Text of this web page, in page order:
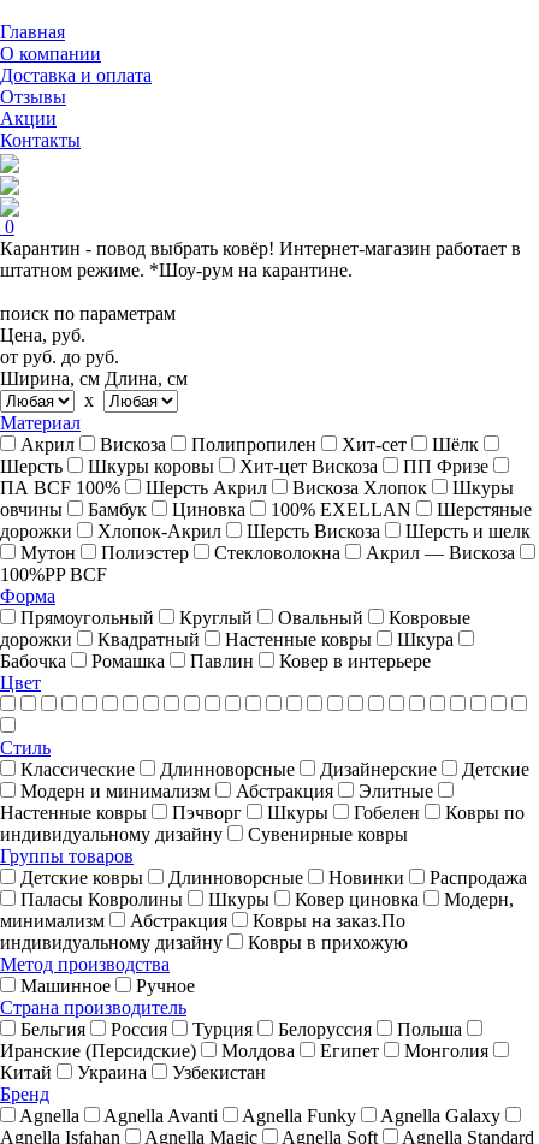
Главная
О компании
Доставка и оплата
Отзывы
Акции
Контакты
0
Карантин - повод выбрать ковёр! Интернет-магазин работает в
штатном режиме. *Шоу-рум на карантине.
поиск по параметрам
Цена, руб.
от руб. до руб.
Ширина, см Длина, см
x
Материал
Акрил
Вискоза Полипропилен Хит-сет
Шёлк
Шерсть
Шкуры коровы Хит-цет Вискоза
ПП Фризе
ПА BCF 100%
Шерсть Акрил Вискоза Хлопок
Шкуры
овчины
Бамбук Циновка 100% EXELLAN
Шерстяные
дорожки
Хлопок-Акрил Шерсть Вискоза
Шерсть и шелк
Мутон
Полиэстер Стекловолокна
Акрил — Вискоза
100%PP BCF
Форма
Прямоугольный
Круглый Овальный
Ковровые
дорожки
Квадратный Настенные ковры
Шкура
Бабочка
Ромашка Павлин
Ковер в интерьере
Цвет
Стиль
Классические
Длинноворсные Дизайнерские
Детские
Модерн и минимализм
Абстракция
Элитные
Настенные ковры
Пэчворг Шкуры Гобелен
Ковры по
индивидуальному дизайну
Cувенирные ковры
Группы товаров
Детские ковры
Длинноворсные Новинки
Распродажа
Паласы Ковролины
Шкуры Ковер циновка
Модерн,
минимализм
Абстракция
Ковры на заказ.По
индивидуальному дизайну
Ковры в прихожую
Метод производства
Машинное
Ручное
Страна производитель
Бельгия
Россия Турция Белоруссия
Польша
Иранские (Персидские)
Молдова Египет
Монголия
Китай
Украина
Узбекистан
Бренд
Agnella
Agnella Avanti Agnella Funky
Agnella Galaxy
Agnella Isfahan
Agnella Magic Agnella Soft
Agnella Standard